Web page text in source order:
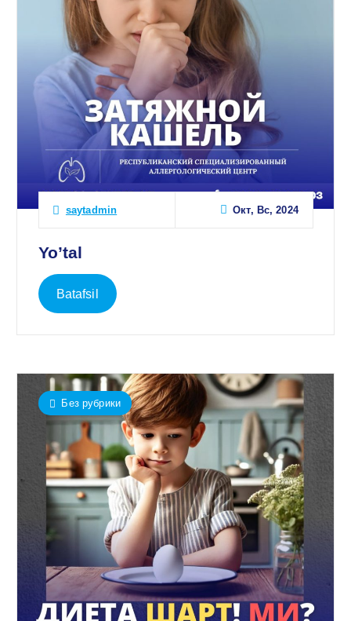
saytadmin Окт, Вс, 2024
Yo’tal
Batafsil
Без рубрики